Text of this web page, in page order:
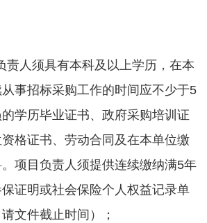
责人须具有本科及以上学历，在本
事招标采购工作的时间应不少于5
学历毕业证书、政府采购培训证
格证书、劳动合同及在本单位缴
项目负责人须提供连续缴纳满5年
证明或社会保险个人权益记录单
文件截止时间）；